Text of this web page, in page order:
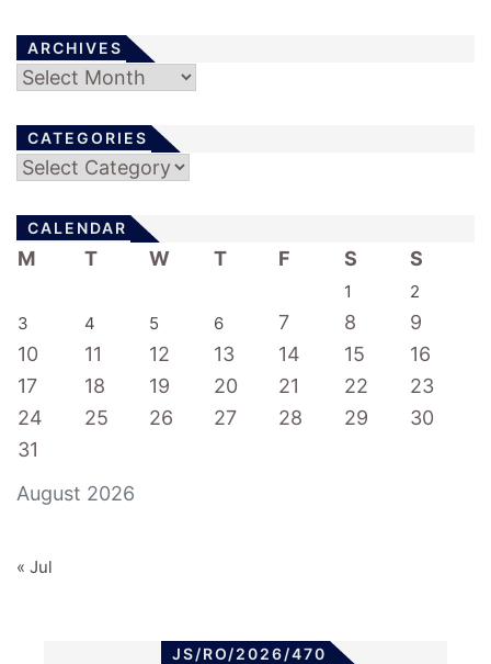
ARCHIVES
Archives
CATEGORIES
Categories
CALENDAR
August 2026
M T W T F S S
1
2
3
4 5 6 7 8
9
10
11 12 13 14 15
16
17
18 19 20 21 22
23
24
25 26 27 28 29
30
31
« Jul
JS/RO/2026/470